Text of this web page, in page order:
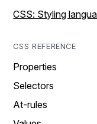
CSS: Styling
CSS REFERENCE
Properties
Selectors
At-rules